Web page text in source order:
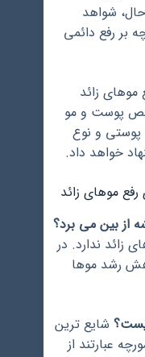
شواهد
بر رفع دائمی
موهای زائد
پوست و مو
پوستی و نوع
خواهد داد.
موهای زائد
از بین می برد؟
زائد ندارد. در
رشد موها
شایع ترین
عبارتند از